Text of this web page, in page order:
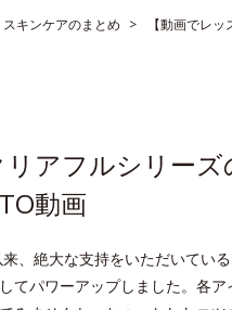
スキンケアのまとめ 【動画でレ
リアフルシリー
動画
、絶大な支持をいただいてい
てパワーアップしました。各